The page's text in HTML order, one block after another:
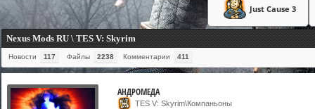
Just Cause 3
Nexus Mods RU \ TES V: Skyrim
Новости 117 Файлы 2238 Комментарии 411
АНДРОМЕДА
TES V: Skyrim\Компаньоны